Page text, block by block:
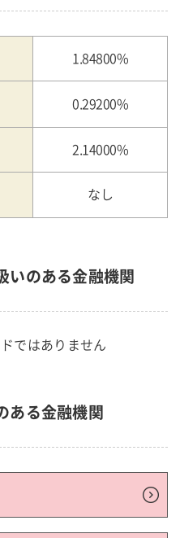
1.84800%
0.29200%
2.14000%
なし
いのある金融機関
ではありません
ある金融機関